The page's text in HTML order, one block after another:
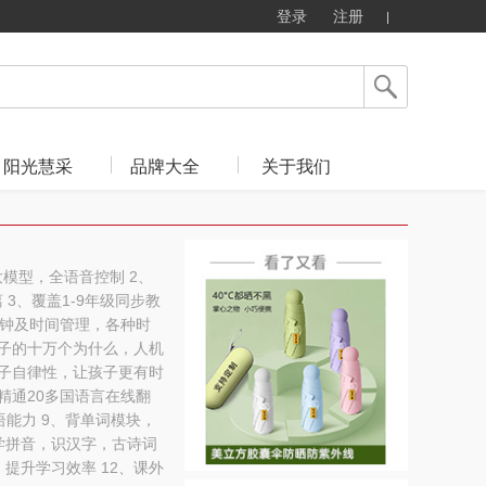
登录 注册
阳光慧采 品牌大全 关于我们
型，全语音控制 2、
3、覆盖1-9年级同步教
及时间管理，各种时
的十万个为什么，人机
自律性，让孩子更有时
通20多国语言在线翻
力 9、背单词模块，
音，识汉字，古诗词
升学习效率 12、课外